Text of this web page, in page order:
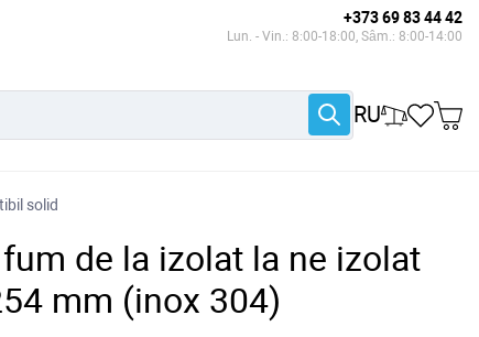
+373 69 83 44 42
Lun. - Vin.: 8:00-18:00, Sâm.: 8:00-14:00
RU
solid
de la izolat la ne izolat
mm (inox 304)